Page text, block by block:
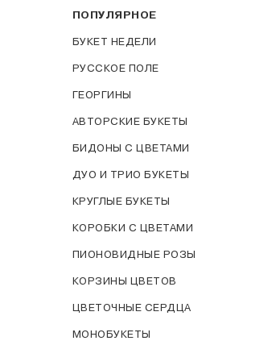
ПОПУЛЯРНОЕ
БУКЕТ НЕДЕЛИ
РУССКОЕ ПОЛЕ
ГЕОРГИНЫ
АВТОРСКИЕ БУКЕТЫ
БИДОНЫ С ЦВЕТАМИ
ДУО И ТРИО БУКЕТЫ
КРУГЛЫЕ БУКЕТЫ
КОРОБКИ С ЦВЕТАМИ
ПИОНОВИДНЫЕ РОЗЫ
КОРЗИНЫ ЦВЕТОВ
ЦВЕТОЧНЫЕ СЕРДЦА
МОНОБУКЕТЫ